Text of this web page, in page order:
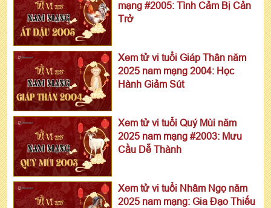
mạng #2005: Tình Cảm Bị Cản
Trở
Xem tử vi tuổi Giáp Thân năm
2025 nam mạng 2004: Học
Hành Giảm Sút
Xem tử vi tuổi Quý Mùi năm
2025 nam mạng #2003: Mưu
Cầu Dễ Thành
Xem tử vi tuổi Nhâm Ngọ năm
2025 nam mạng: Gia Đạo Thiếu